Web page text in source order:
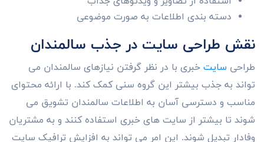
دسته بندی اطلاعات به صورت موضوعی
نقش طراحی سایت در جذب سالمندان
طراحی سایت خبری با در نظر گرفتن نیازهای سالمندان می
تواند به جذب بیشتر این گروه سنی کمک کند. با ارائه محتوای
مناسب و دسترسی آسان به اطلاعات سالمندان تشویق می
شوند تا بیشتر از سایت های خبری استفاده کنند و به مشتریان
وفادار تبدیل شوند. این امر می تواند به افزایش ترافیک سایت